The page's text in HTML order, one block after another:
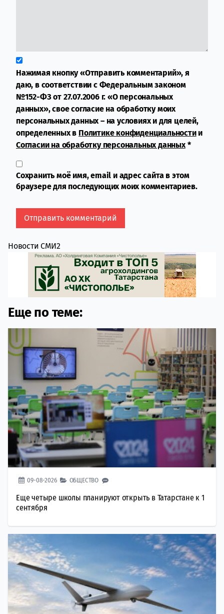
Нажимая кнопку «Отправить комментарий», я
даю, в соответствии с Федеральным законом
№152-ФЗ от 27.07.2006 г. «О персональных
данных», свое согласие на обработку моих
персональных данных – на условиях и для целей,
определенных в Политике конфиденциальностии
Согласии на обработку персональных данных*
Сохранить моё имя, email и адрес сайта в этом
браузере для последующих моих комментариев.
Новости СМИ2
Еще по теме:
09-08-2026 ОБЩЕСТВО
Еще четыре школы планируют открыть в Татарстане к 1
сентября